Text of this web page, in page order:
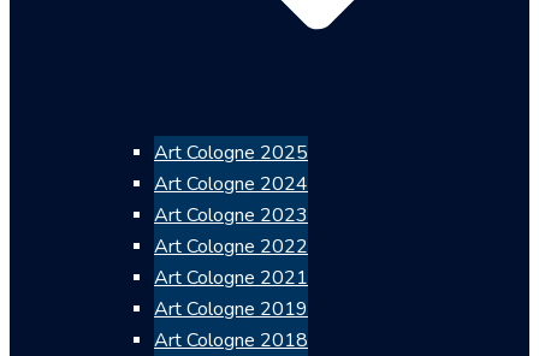
Art Cologne 2025
Art Cologne 2024
Art Cologne 2023
Art Cologne 2022
Art Cologne 2021
Art Cologne 2019
Art Cologne 2018